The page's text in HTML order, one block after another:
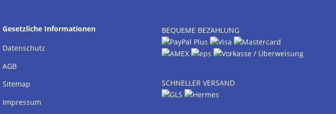
Gesetzliche Informationen
Datenschutz
AGB
Sitemap
Impressum
BEQUEME BEZAHLUNG
SCHNELLER VERSAND